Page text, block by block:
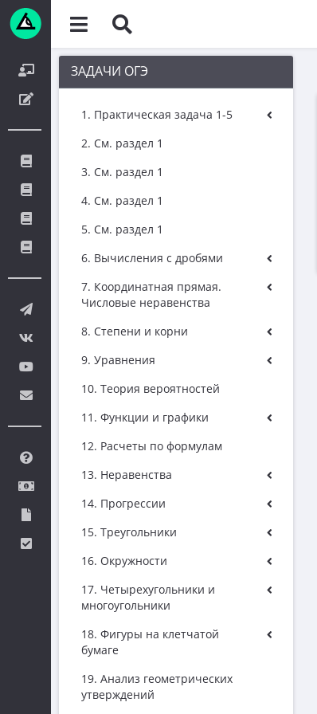
ЗАДАЧИ ОГЭ
1. Практическая задача 1-5
2. См. раздел 1
3. См. раздел 1
4. См. раздел 1
5. См. раздел 1
6. Вычисления с дробями
7. Координатная прямая.
Числовые неравенства
8. Степени и корни
9. Уравнения
10. Теория вероятностей
11. Функции и графики
12. Расчеты по формулам
13. Неравенства
14. Прогрессии
15. Треугольники
16. Окружности
17. Четырехугольники и
многоугольники
18. Фигуры на клетчатой
бумаге
19. Анализ геометрических
утверждений